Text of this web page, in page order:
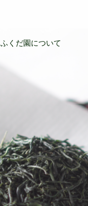
ふくだ園について